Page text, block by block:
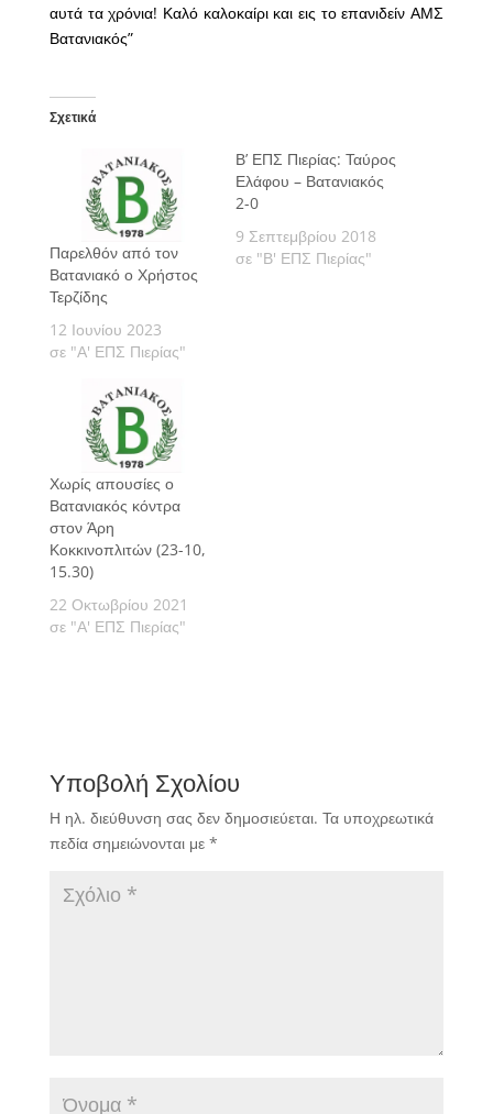
αυτά τα χρόνια! Καλό καλοκαίρι και εις το επανιδείν ΑΜΣ
Βατανιακός”
Σχετικά
Παρελθόν από τον
Βατανιακό ο Χρήστος
Τερζίδης
12 Ιουνίου 2023
σε "Α' ΕΠΣ Πιερίας"
Β’ ΕΠΣ Πιερίας: Ταύρος
Ελάφου – Βατανιακός
2-0
9 Σεπτεμβρίου 2018
σε "Β' ΕΠΣ Πιερίας"
Χωρίς απουσίες ο
Βατανιακός κόντρα
στον Άρη
Κοκκινοπλιτών (23-10,
15.30)
22 Οκτωβρίου 2021
σε "Α' ΕΠΣ Πιερίας"
Υποβολή Σχολίου
Η ηλ. διεύθυνση σας δεν δημοσιεύεται. Τα υποχρεωτικά
πεδία σημειώνονται με *